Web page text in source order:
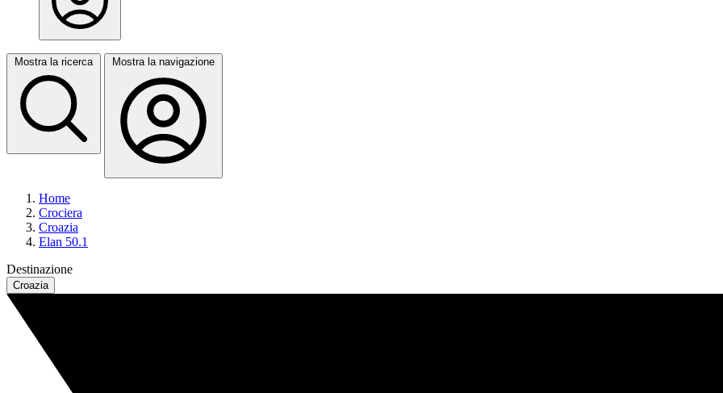
Mostra la ricerca Mostra la navigazione
Home
Crociera
Croazia
Elan 50.1
Destinazione
Croazia